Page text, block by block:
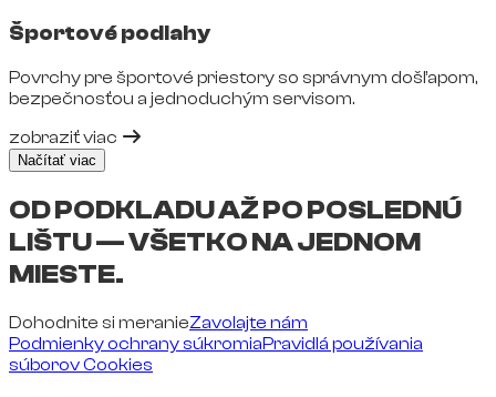
Športové podlahy
Povrchy pre športové priestory so správnym došľapom,
bezpečnosťou a jednoduchým servisom.
zobraziť viac
Načítať viac
OD PODKLADU AŽ PO POSLEDNÚ
LIŠTU — VŠETKO NA JEDNOM
MIESTE.
Dohodnite si meranieZavolajte nám
Podmienky ochrany súkromiaPravidlá používania
súborov Cookies